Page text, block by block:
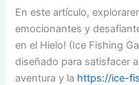
En este artículo,
emocionantes y
en el Hielo! (Ice Fishing
diseñado para satisfacer
aventura y la https://ice-